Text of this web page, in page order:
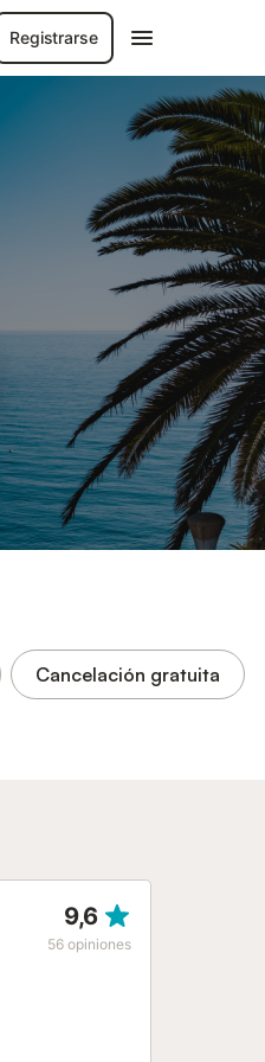
Registrarse
Cancelación gratuita
9,6
56 opiniones